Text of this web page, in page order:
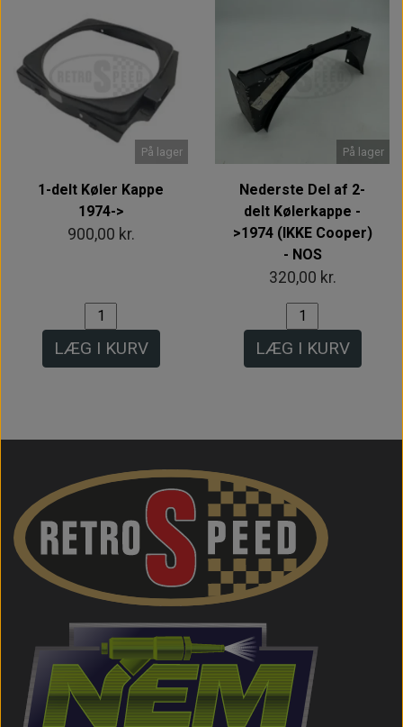
På lager
1-delt Køler Kappe
1974->
900,00 kr.
LÆG I KURV
På lager
Nederste Del af 2-
delt Kølerkappe -
>1974 (IKKE Cooper)
- NOS
320,00 kr.
LÆG I KURV